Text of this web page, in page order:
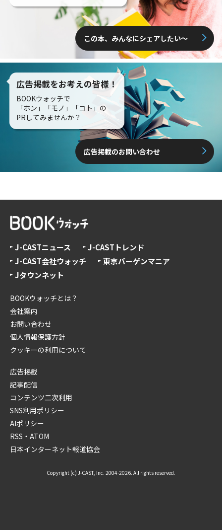
この本、みんなにシェアしたい〜
広告掲載をお考えの皆様！
BOOKウォッチで
「ホン」「モノ」「コト」の
PRしてみませんか？
広告掲載のお問い合わせ
J-CASTニュース
J-CASTトレンド
J-CAST会社ウォッチ
東京バーゲンマニア
Jタウンネット
BOOKウォッチとは？
会社案内
お問い合わせ
個人情報保護方針
クッキーの利用について
広告掲載
記事配信
コンテンツ二次利用
SNS利用ポリシー
AIポリシー
RSS・ATOM
日本インターネット報道協会
Copyright (c) J-CAST, Inc. 2004-2026. All rights reserved.